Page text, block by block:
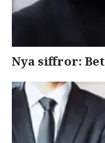
Nya siffror: